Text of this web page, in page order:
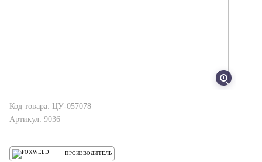
Код товара: ЦУ-057078
Артикул: 9036
ПРОИЗВОДИТЕЛЬ